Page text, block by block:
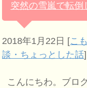
突然の雪嵐で転倒
2018年1月22日 [こ
談・ちょっとした話]
こんにちわ。ブロ